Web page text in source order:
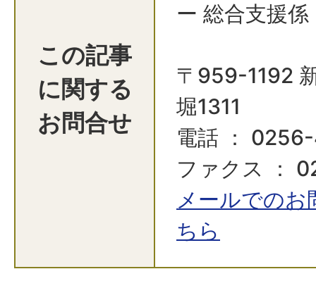
この記事
に関する
お問合せ
ー 総合支援係
〒959-1192
堀1311
電話 ：
ファクス ：
メールでの
ちら